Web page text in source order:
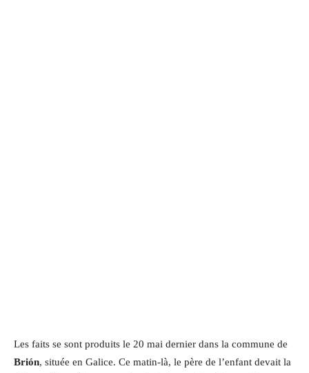
Les faits se sont produits le 20 mai dernier dans la commune de
Brión, située en Galice. Ce matin-là, le père de l’enfant devait la